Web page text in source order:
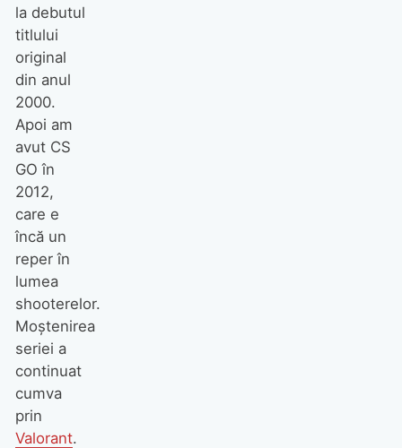
la debutul
titlului
original
din anul
2000.
Apoi am
avut CS
GO în
2012,
care e
încă un
reper în
lumea
shooterelor.
Moştenirea
seriei a
continuat
cumva
prin
Valorant.